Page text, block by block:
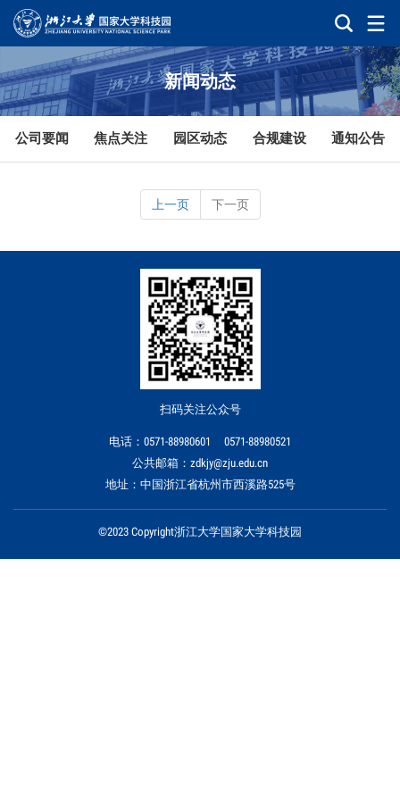
新闻动态
公司要闻 焦点关注 园区动态 合规建设 通知公告
上一页 下一页
扫码关注公众号
电话：0571-88980601 0571-88980521
公共邮箱：zdkjy@zju.edu.cn
地址：中国浙江省杭州市西溪路525号
©2023 Copyright浙江大学国家大学科技园